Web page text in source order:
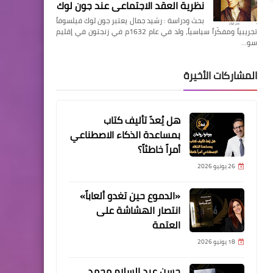
نظرية العقد الاجتماعي عند جون لوك
بحث ودراسة : رشيد جمال يعتبر جون لوك فيلسوفاً
تجريبياً ومفكّراً سياسياً، ولد في عام 1632م في زنجتون في إقليم
سو…
المشاركات الأخيرة
هل يُعدّ تأليف كتاب
بمساعدة الذكاء الاصطناعي
أمراً خاطئاً؟
26 يونيو 2026
«الدموع حين تغدو ألعاباً»
انتصار الهشاشة على
العتمة
18 يونيو 2026